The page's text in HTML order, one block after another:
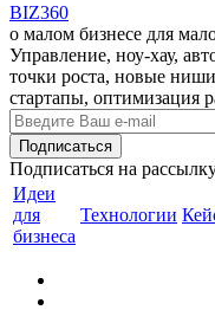
BIZ360
о малом бизнесе для
Управление, ноу-хау,
точки роста, новые
стартапы, оптимизация
Подписаться на
Идеи
для
бизнеса
Технологии